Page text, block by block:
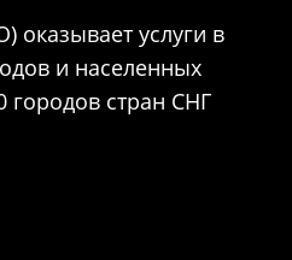
оказывает услуги в
и населенных
городов стран СНГ